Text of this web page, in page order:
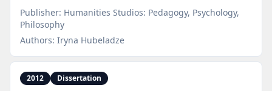
Publisher: Humanities Studios: Pedagogy, Psychology,
Philosophy
Authors: Iryna Hubeladze
2012 Dissertation